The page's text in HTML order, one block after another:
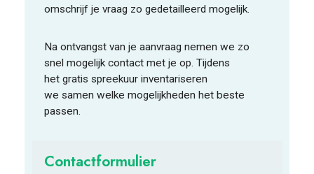
omschrijf je vraag zo gedetailleerd mogelijk.
Na ontvangst van je aanvraag nemen we zo
snel mogelijk contact met je op. Tijdens
het gratis spreekuur inventariseren
we samen welke mogelijkheden het beste
passen.
Contactformulier